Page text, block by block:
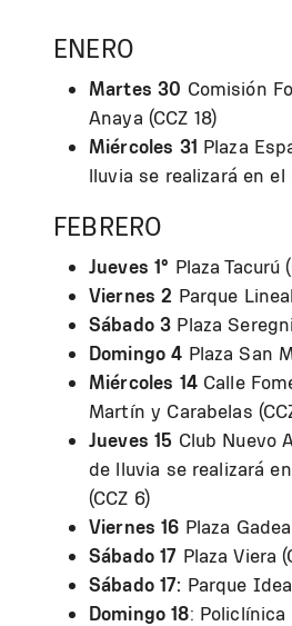
ENERO
Martes 30 Comisión
Anaya (CCZ 18)
Miércoles 31 Plaza
lluvia se realizará en el
FEBRERO
Jueves 1° Plaza Tacurú
Viernes 2 Parque
Sábado 3 Plaza
Domingo 4 Plaza San
Miércoles 14Calle
Martín y Carabelas
Jueves 15 Club Nuevo
de lluvia se realizará
(CCZ 6)
Viernes 16 Plaza
Sábado 17 Plaza Viera
Sábado 17: Parque
Domingo 18: Policlínica